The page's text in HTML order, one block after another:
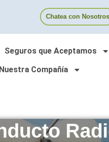
Chatea con Nosotros
Seguros que Aceptamos
Nuestra Compañía